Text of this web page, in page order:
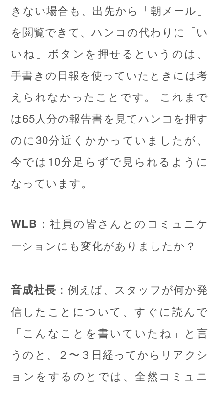
きない場合も、出先から「朝メール」
を閲覧できて、ハンコの代わりに「い
いね」ボタンを押せるというのは、
手書きの日報を使っていたときには考
えられなかったことです。 これまで
は65人分の報告書を見てハンコを押す
のに30分近くかかっていましたが、
今では10分足らずで見られるように
なっています。
WLB ：社員の皆さんとのコミュニケ
ーションにも変化がありましたか？
音成社長 ：例えば、スタッフが何か発
信したことについて、すぐに読んで
「こんなことを書いていたね」と言
うのと、２〜３日経ってからリアクシ
ョンをするのとでは、全然コミュニ